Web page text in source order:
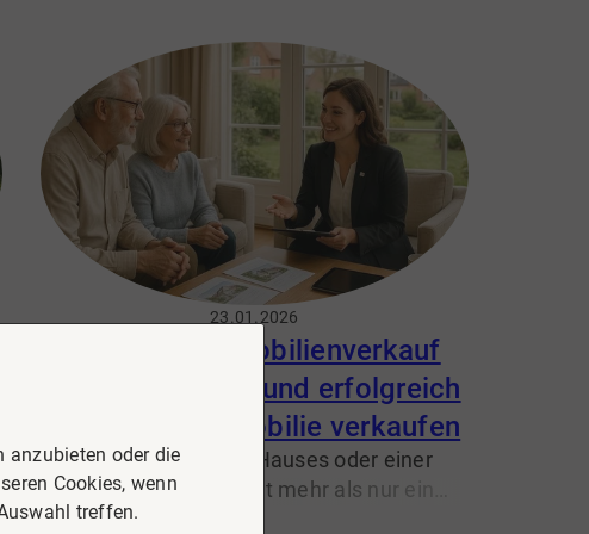
nach der Trennung vieles erleichtern, wenn
er strukturiert, rechtssicher und
nachvollziehbar geplant wird. Ziel ist nicht
„gewinnen“, sondern eine faire Lösung, mit
der beide Seiten gut weitergehen können.
23.01.2026
Ratgeber Immobilienverkauf
Celle: Stressfrei und erfolgreich
die eigene Immobilie verkaufen
Der Verkauf eines Hauses oder einer
Wohnung in Celle ist mehr als nur ein
Geschäft – es ist oft ein emotionaler Schritt
anzubieten oder die
Cookies, wenn
treffen.